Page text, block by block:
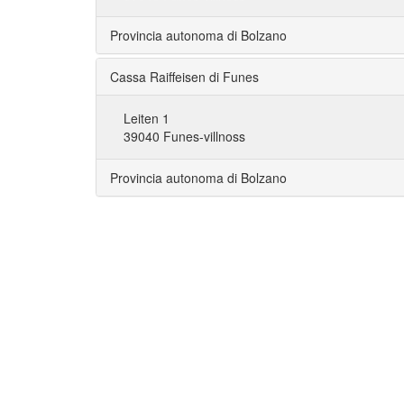
Provincia autonoma di Bolzano
Cassa Raiffeisen di Funes
Leiten 1
39040 Funes-villnoss
Provincia autonoma di Bolzano